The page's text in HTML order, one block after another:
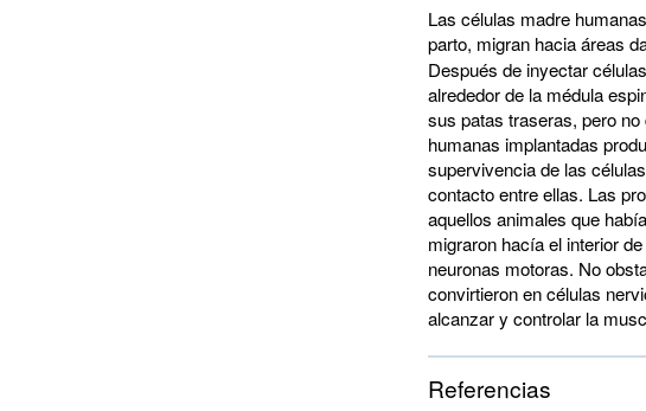
Las células madre
parto, migran hacia áreas
Después de inyectar
alrededor de la médula
sus patas traseras, pero
humanas implantadas
supervivencia de las
contacto entre ellas. Las
aquellos animales que
migraron hacía el interior
neuronas motoras. No
convirtieron en células
alcanzar y controlar la
Referencias